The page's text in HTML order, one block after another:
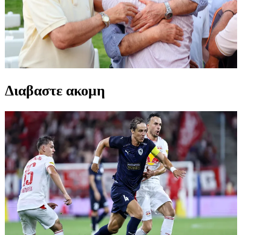
Διαβαστε ακομη